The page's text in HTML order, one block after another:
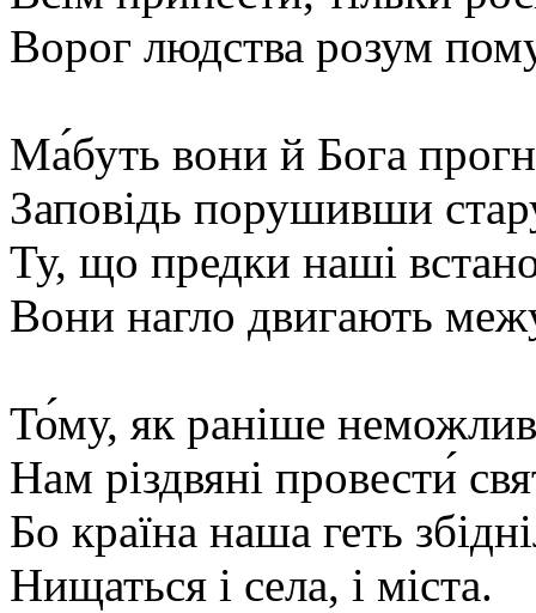
Ворог людства розум
Ма́буть вони й Бога
Заповідь порушивши
Ту, що предки наші
Вони нагло двигають
То́му, як раніше
Нам різдвяні провести́
Бо країна наша геть
Нищаться і села, і міста.